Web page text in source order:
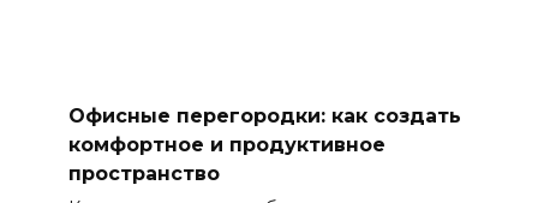
Офисные перегородки: как создать
комфортное и продуктивное
пространство